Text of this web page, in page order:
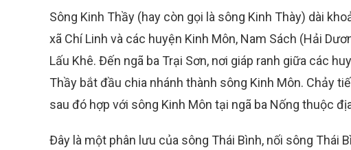
Sông Kinh Thầy (hay còn gọi là sông Kinh Thày) dài
xã Chí Linh và các huyện Kinh Môn, Nam Sách (Hải
Lấu Khê. Đến ngã ba Trại Sơn, nơi giáp ranh giữa các
Thầy bắt đầu chia nhánh thành sông Kinh Môn. Chảy
sau đó hợp với sông Kinh Môn tại ngã ba Nống thuộc
Đây là một phân lưu của sông Thái Bình, nối sông Thái